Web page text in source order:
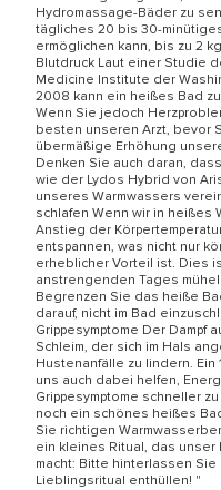
Hydromassage-Bäder zu
tägliches 20 bis 30-
ermöglichen kann, bis zu 2
Blutdruck Laut einer Studie
Medicine Institute der
2008 kann ein heißes Bad
Wenn Sie jedoch
besten unseren Arzt, bevor
übermäßige Erhöhung
Denken Sie auch daran,
wie der Lydos Hybrid von
unseres Warmwassers
schlafen Wenn wir in heißes
Anstieg der
entspannen, was nicht nur
erheblicher Vorteil ist. Dies
anstrengenden Tages
Begrenzen Sie das heiße
darauf, nicht im Bad
Grippesymptome Der Dampf
Schleim, der sich im Hals
Hustenanfälle zu lindern. Ein
uns auch dabei helfen,
Grippesymptome schneller
noch ein schönes heißes
Sie richtigen
ein kleines Ritual, das
macht: Bitte hinterlassen Sie
Lieblingsritual enthüllen! "